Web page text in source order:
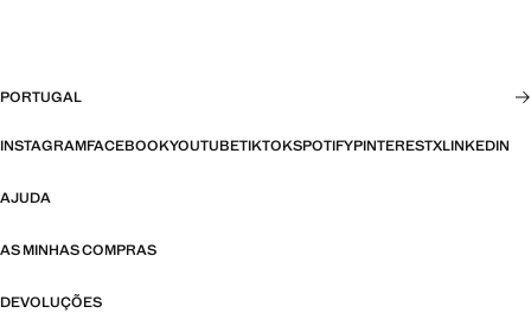
PORTUGAL
INSTAGRAMFACEBOOKYOUTUBETIKTOKSPOTIFYPINTERESTXLINKEDIN
AJUDA
AS MINHAS COMPRAS
DEVOLUÇÕES